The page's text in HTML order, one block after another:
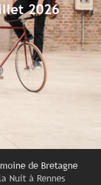
2026
de Bretagne
Nuit à Rennes